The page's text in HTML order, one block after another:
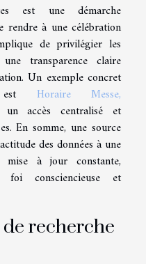
est une démarche
rendre à une célébration
de privilégier les
transparence claire
Un exemple concret
est Horaire Messe,
accès centralisé et
En somme, une source
des données à une
mise à jour constante,
consciencieuse et
recherche